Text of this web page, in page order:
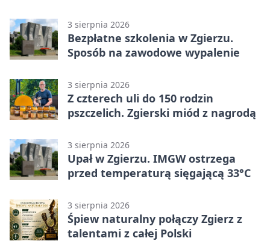
3 sierpnia 2026
Bezpłatne szkolenia w Zgierzu.
Sposób na zawodowe wypalenie
3 sierpnia 2026
Z czterech uli do 150 rodzin
pszczelich. Zgierski miód z nagrodą
3 sierpnia 2026
Upał w Zgierzu. IMGW ostrzega
przed temperaturą sięgającą 33°C
3 sierpnia 2026
Śpiew naturalny połączy Zgierz z
talentami z całej Polski